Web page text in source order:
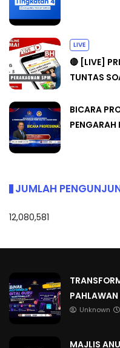
LIVE
🔴 [LIVE]
TUNTAS
BICARA
PENGARAH
JUMLAH
12,080,581
Unknown
MAJLIS